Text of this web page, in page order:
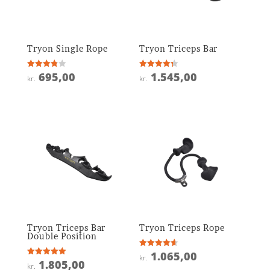
Tryon Single Rope
Vurderet
3.8
kr. 695,00
Tryon Triceps Bar
Vurderet
4.3
kr. 1.545,00
Tryon Triceps Bar
Double Position
Vurderet
5
kr. 1.805,00
Tryon Triceps Rope
Vurderet
4.6
kr. 1.065,00